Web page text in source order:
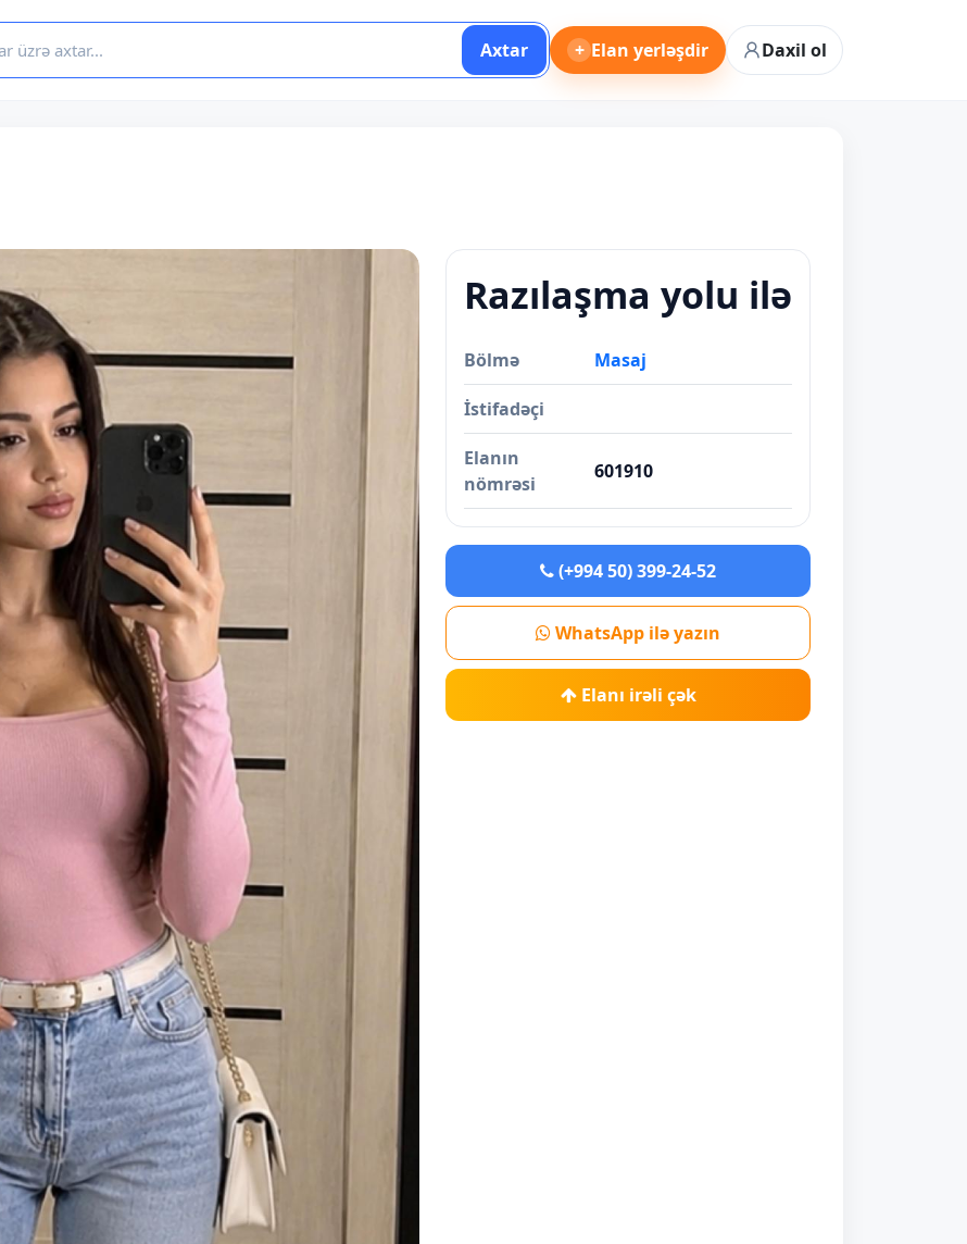
Axtar + Elan yerləşdir Daxil ol
Razılaşma yolu ilə
Bölmə Masaj
İstifadəçi
Elanın
nömrəsi
601910
(+994 50) 399-24-52
WhatsApp ilə yazın
Elanı irəli çək